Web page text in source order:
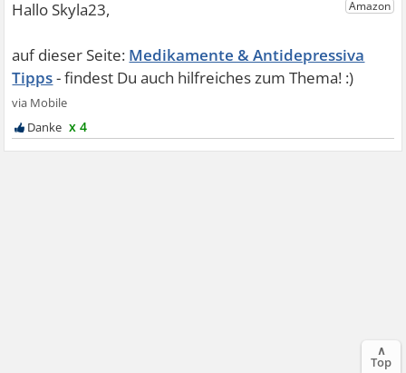
Medikamente & Antidepressiva
Tipps
x 4
∧
Top